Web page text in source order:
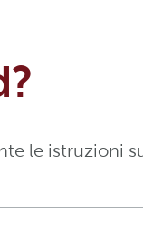
le istruzioni